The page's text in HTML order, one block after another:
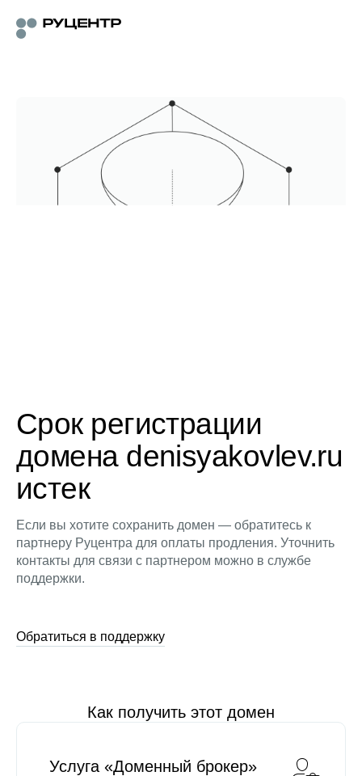
Срок регистрации
домена denisyakovlev.ru
истек
Если вы хотите сохранить домен — обратитесь к
партнеру Руцентра для оплаты продления. Уточнить
контакты для связи с партнером можно в службе
поддержки.
Обратиться в поддержку
Как получить этот домен
Услуга «Доменный брокер»